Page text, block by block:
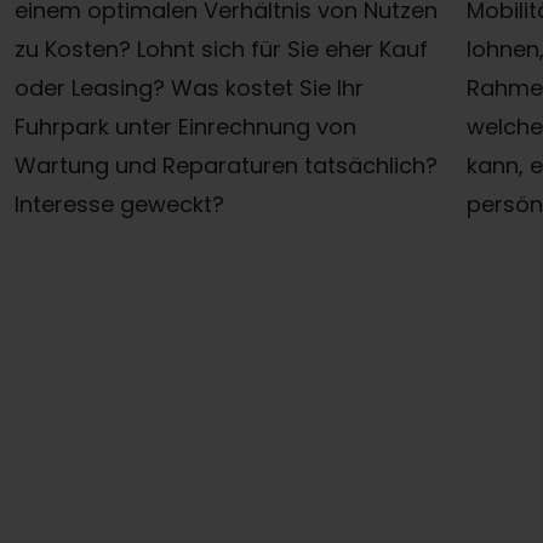
einem optimalen Verhältnis von Nutzen
zu Kosten? Lohnt sich für Sie eher Kauf
oder Leasing? Was kostet Sie Ihr
Fuhrpark unter Einrechnung von
Wartung und Reparaturen tatsächlich?
Interesse geweckt?
kann,